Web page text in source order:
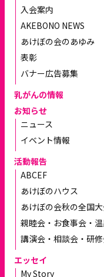
入会案内
AKEBONO NEWS
あけぼの会のあゆみ
表彰
バナー広告募集
乳がんの情報
お知らせ
ニュース
イベント情報
活動報告
ABCEF
あけぼのハウス
あけぼの会秋の全国
親睦会・お食事会・
講演会・相談会・研
エッセイ
My Story